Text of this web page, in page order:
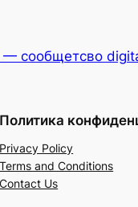
— сообщетсво
Политика
Privacy Policy
Terms and Conditions
Contact Us